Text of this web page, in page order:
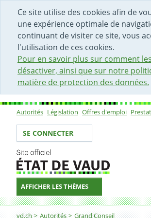
Ce site utilise des cookies afin de
une expérience optimale de
continuant de visiter ce site, vous
l'utilisation de ces cookies.
Pour en savoir plus sur comment les
désactiver, ainsi que sur notre
matière de protection des données.
DÉBUT DU CONTENU DE LA PAGE
ACCÈS AU CHAMP DE RECHERCHE
PAGE D'ACCUEIL
FORMULAIRE DE CONTACT
Sous-navigation
Autorités Législation Offres d'emploi
Votre identité
SE CONNECTER
AFFICHER LES THÈMES
Fil d'Ariane
vd.ch Autorités Grand Conseil